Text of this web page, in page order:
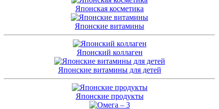
Японская косметика
Японские витамины
Японский коллаген
Японские витамины для детей
Японские продукты